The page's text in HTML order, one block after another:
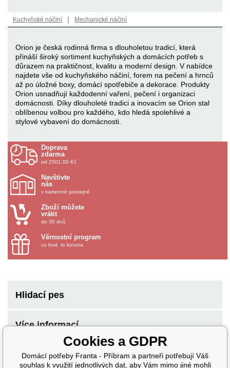
Kuchyňské náčiní | Mechanické náčiní
Orion je česká rodinná firma s dlouholetou tradicí, která
přináší široký sortiment kuchyňských a domácích potřeb s
důrazem na praktičnost, kvalitu a moderní design. V nabídce
najdete vše od kuchyňského náčiní, forem na pečení a hrnců
až po úložné boxy, domácí spotřebiče a dekorace. Produkty
Orion usnadňují každodenní vaření, pečení i organizaci
domácnosti. Díky dlouholeté tradici a inovacím se Orion stal
oblíbenou volbou pro každého, kdo hledá spolehlivé a
stylové vybavení do domácnosti.
Doprava
zdarma
od 2501.00 Kč
Navštivte
nás
v kamenné prodejně
Zboží můžete
vrátit
do 30 dnů
Věrnostní program
co bod, to koruna
Hlidací pes
Více informací
Cookies a GDPR
Domácí potřeby Franta - Příbram a partneři potřebují Váš
souhlas k využití jednotlivých dat, aby Vám mimo jiné mohli